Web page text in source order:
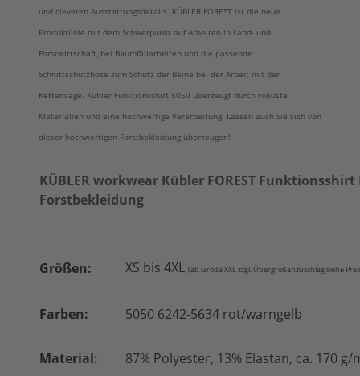
und cleveren Ausstattungsdetails. KÜBLER FOREST ist die neue
Produktlinie mit dem Schwerpunkt auf Arbeiten in Land- und
Forstwirtschaft, bei Baumfällarbeiten und die passende
Schnittschutzhose zum Schutz der Beine bei der Arbeit mit der
Kettensäge. Kübler Funktionsshirt 5050 überzeugt durch robuste
Materialien und eine hochwertige Verarbeitung. Lassen auch Sie sich von
dieser hochwertigen Forstbekleidung überzeugen!
KÜBLER workwear Kübler FOREST
Forstbekleidung
Größen: XS bis 4XL (ab Größe XXL zzgl. Übergrößenzuschlag siehe
Farben: 5050 6242-5634 rot/warngelb
Material: 87% Polyester, 13% Elastan, ca. 170 g/